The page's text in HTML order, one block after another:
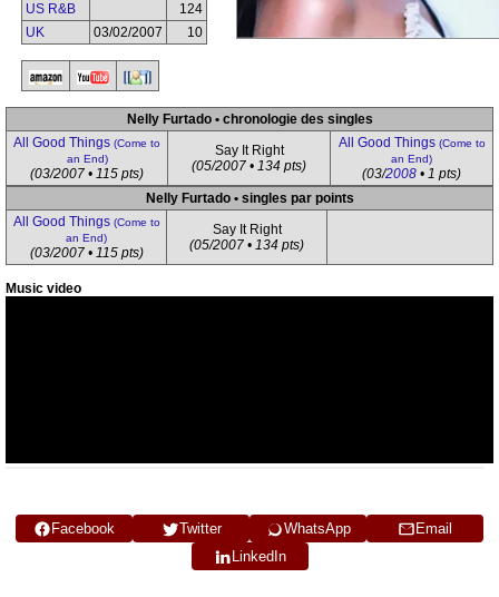
US R&B
124
UK
03/02/2007 10
Nelly Furtado • chronologie des singles
All Good Things (Come to
an End)
(03/2007 • 115 pts)
Say It Right
(05/2007 • 134 pts)
All Good Things (Come to
an End)
(03/2008 • 1 pts)
Nelly Furtado • singles par points
All Good Things (Come to
an End)
(03/2007 • 115 pts)
Say It Right
(05/2007 • 134 pts)
Music video
Facebook Twitter WhatsApp
Email
LinkedIn